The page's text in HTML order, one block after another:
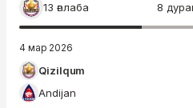
13 ғалаба 8
4 мар 2026
Qizilqum
Andijan